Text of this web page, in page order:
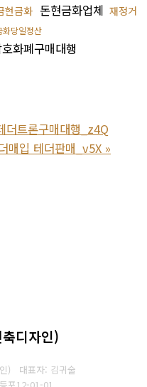
현금화 돈현금화업체 재정거
화당일정산
화폐구매대행
더트론구매대행_z4Q
매입 테더판매_v5X »
디자인)
인) 대표자: 김귀술